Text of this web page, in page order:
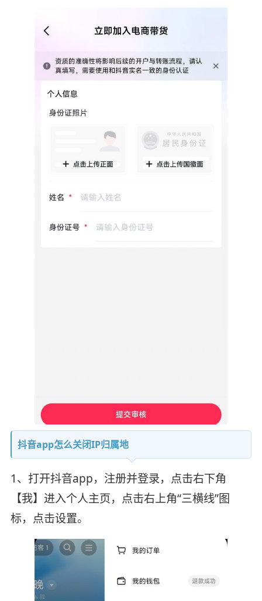
抖音app怎么关闭IP归属地
1、打开抖音app，注册并登录，点击右下角
【我】进入个人主页，点击右上角“三横线”图
标，点击设置。